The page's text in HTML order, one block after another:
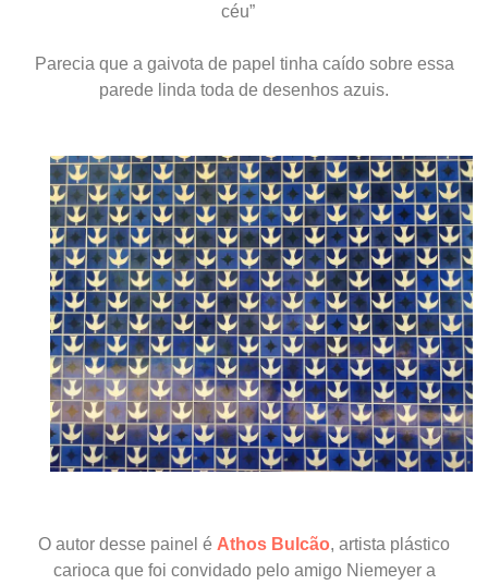
céu”
Parecia que a gaivota de papel tinha caído sobre essa
parede linda toda de desenhos azuis.
O autor desse painel é Athos Bulcão, artista plástico
carioca que foi convidado pelo amigo Niemeyer a